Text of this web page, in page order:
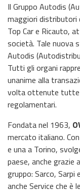
Il Gruppo Autodis
maggiori distributori
Top Car e Ricauto,
società. Tale nuova
Autodis
Tutti gli organi
unanime alla
volta ottenute tutte
regolamentari.
Fondata nel 1963,
mercato italiano.
e una a Torino,
paese, anche grazie
gruppo: Sarco, Sarpi
anche Service che è